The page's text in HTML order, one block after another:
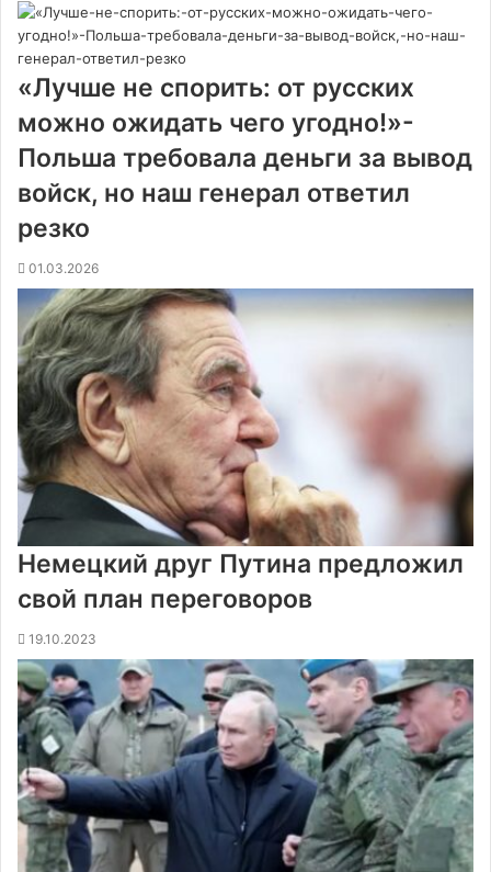
«Лучше не спорить: от русских
можно ожидать чего угодно!»-
Польша требовала деньги за вывод
войск, но наш генерал ответил
резко
01.03.2026
Немецкий друг Путина предложил
свой план переговоров
19.10.2023